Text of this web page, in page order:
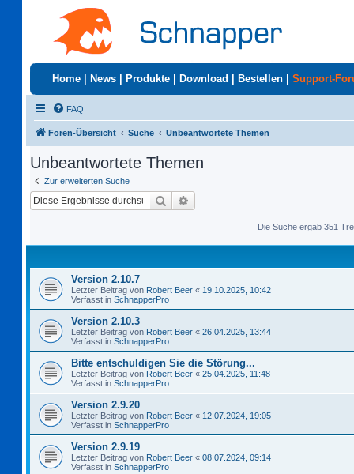
Home News Produkte Download Bestellen Support-
FAQ
Foren-Übersicht Suche Unbeantwortete Themen
Unbeantwortete Themen
Zur erweiterten Suche
Suche
Die Suche ergab 351
Version 2.10.7
Letzter Beitrag von Robert Beer « 19.10.2025, 10:42
Verfasst in SchnapperPro
Version 2.10.3
Letzter Beitrag von Robert Beer « 26.04.2025, 13:44
Verfasst in SchnapperPro
Bitte entschuldigen Sie die Störung...
Letzter Beitrag von Robert Beer « 25.04.2025, 11:48
Verfasst in SchnapperPro
Version 2.9.20
Letzter Beitrag von Robert Beer « 12.07.2024, 19:05
Verfasst in SchnapperPro
Version 2.9.19
Letzter Beitrag von Robert Beer « 08.07.2024, 09:14
Verfasst in SchnapperPro